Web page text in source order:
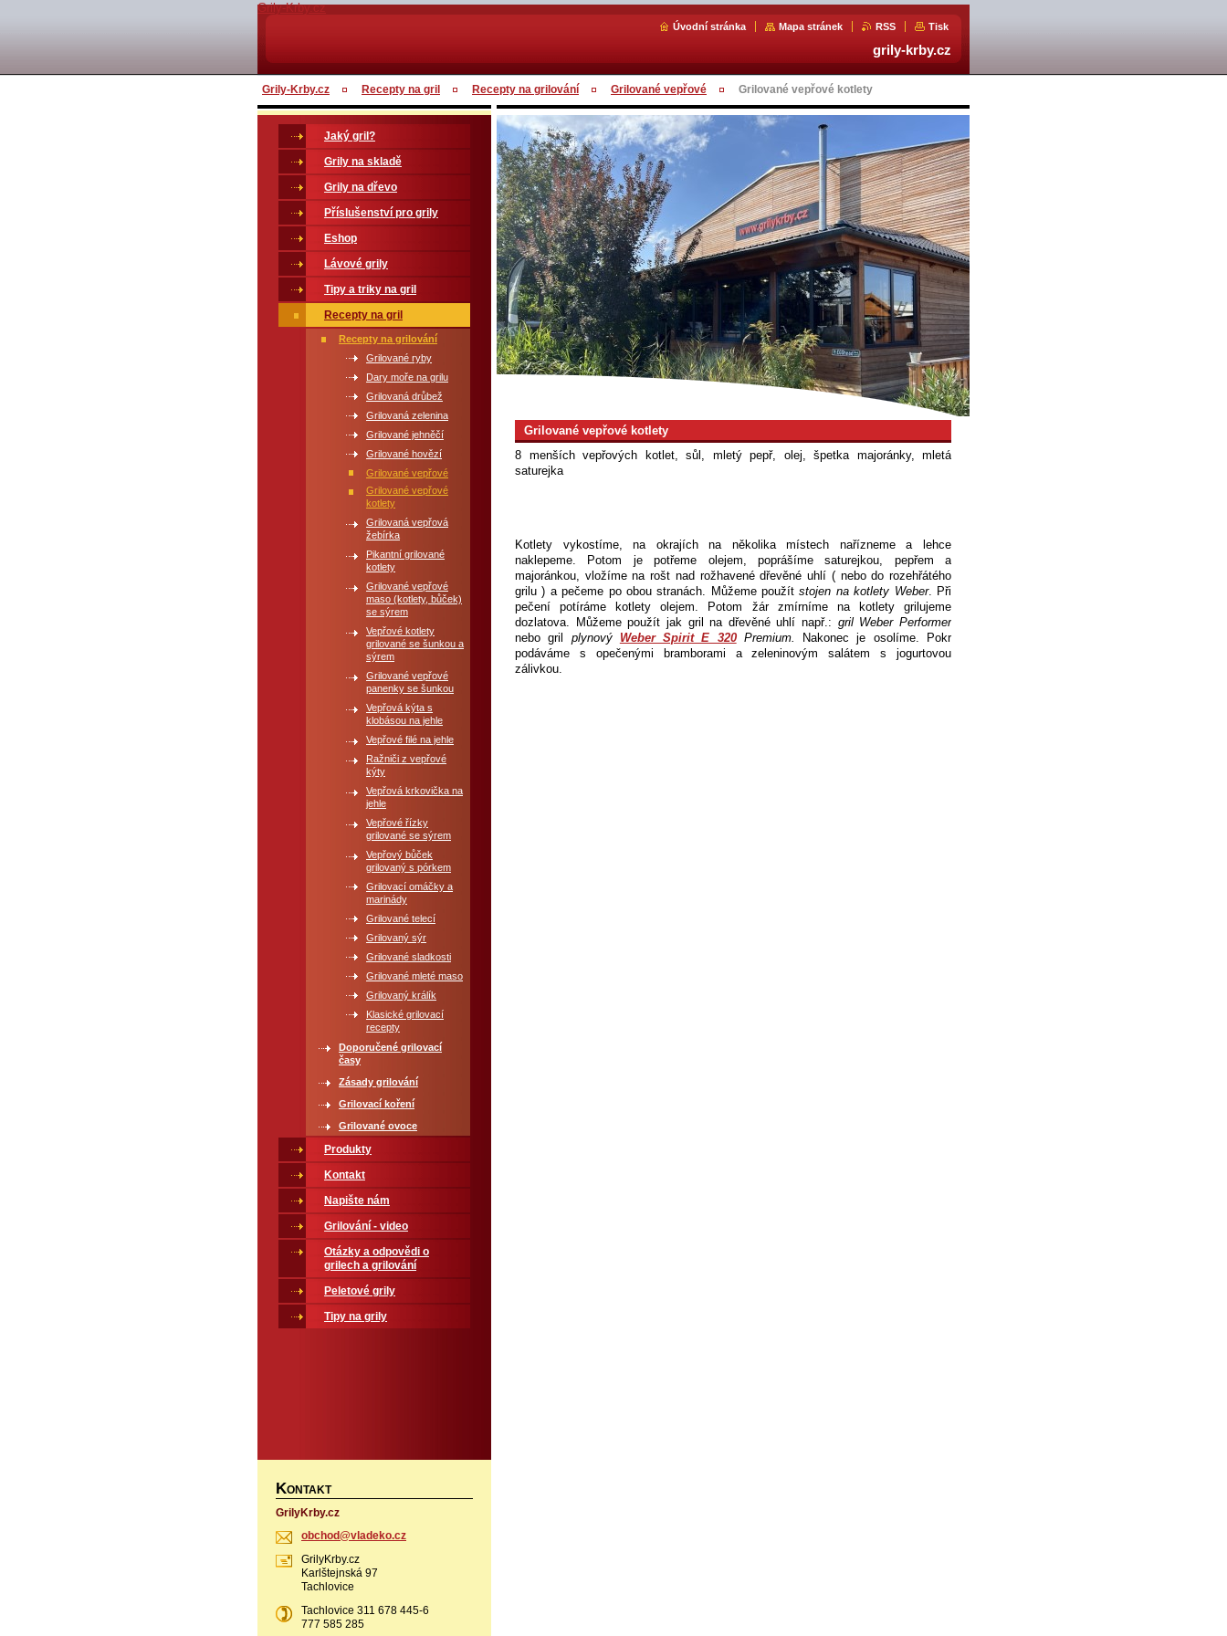
Grily-Krby.cz
Úvodní stránka Mapa stránek RSS Tisk
grily-krby.cz
Grily-Krby.cz Recepty na gril Recepty na grilování Grilované vepřové Grilované vepřové kotlety
Grilované vepřové kotlety
8 menších vepřových kotlet, sůl, mletý pepř, olej, špetka majoránky, mletá
saturejka
Kotlety vykostíme, na okrajích na několika místech nařízneme a lehce
naklepeme. Potom je potřeme olejem, poprášíme saturejkou, pepřem a
majoránkou, vložíme na rošt nad rožhavené dřevěné uhlí ( nebo do rozehřátého
grilu ) a pečeme po obou stranách. Můžeme použítstojen na kotlety Weber. Při
pečení potíráme kotlety olejem. Potom žár zmírníme na kotlety grilujeme
dozlatova. Můžeme použít jak gril na dřevěné uhlí např.: gril Weber Performer
nebo gril plynový Weber Spirit E 320Premium.
Nakonec je osolíme. Pokr
podáváme s opečenými bramborami a zeleninovým salátem s jogurtovou
zálivkou.
Jaký gril?
Grily na skladě
Grily na dřevo
Příslušenství pro grily
Eshop
Lávové grily
Tipy a triky na gril
Recepty na gril
Recepty na grilování
Grilované ryby
Dary moře na grilu
Grilovaná drůbež
Grilovaná zelenina
Grilované jehněčí
Grilované hovězí
Grilované vepřové
Grilované vepřové
kotlety
Grilovaná vepřová
žebírka
Pikantní grilované
kotlety
Grilované vepřové
maso (kotlety, bůček)
se sýrem
Vepřové kotlety
grilované se šunkou a
sýrem
Grilované vepřové
panenky se šunkou
Vepřová kýta s
klobásou na jehle
Vepřové filé na jehle
Ražniči z vepřové
kýty
Vepřová krkovička na
jehle
Vepřové řízky
grilované se sýrem
Vepřový bůček
grilovaný s pórkem
Grilovací omáčky a
marinády
Grilované telecí
Grilovaný sýr
Grilované sladkosti
Grilované mleté maso
Grilovaný králík
Klasické grilovací
recepty
Doporučené grilovací
časy
Zásady grilování
Grilovací koření
Grilované ovoce
Produkty
Kontakt
Napište nám
Grilování - video
Otázky a odpovědi o
grilech a grilování
Peletové grily
Tipy na grily
KONTAKT
GrilyKrby.cz
obchod@v ladeko.cz
GrilyKrby.cz
Karlštejnská 97
Tachlovice
Tachlovice 311 678 445-6
777 585 285